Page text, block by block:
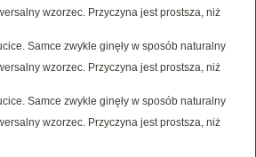
wzorzec. Przyczyna jest prostsza, niż
Samce zwykle ginęły w sposób naturalny
wzorzec. Przyczyna jest prostsza, niż
Samce zwykle ginęły w sposób naturalny
wzorzec. Przyczyna jest prostsza, niż